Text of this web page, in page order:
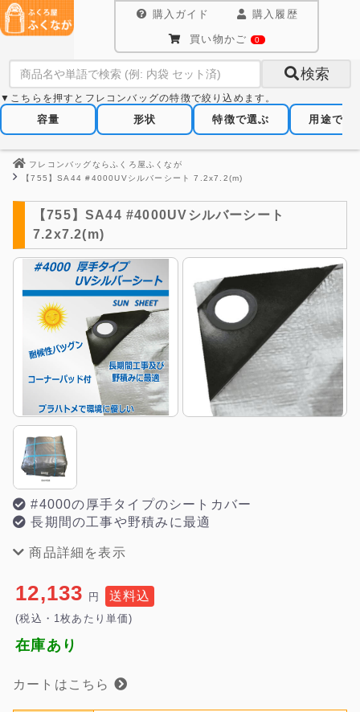
購入ガイド 購入履歴
買い物かご 0
検索
▼こちらを押すとフレコンバッグの特徴で絞り込めます。
容量 形状 特徴で選ぶ 用途で選
フレコンバッグならふくろ屋ふくなが
【755】SA44 #4000UVシルバーシート 7.2x7.2(m)
【755】SA44 #4000UVシルバーシート
7.2x7.2(m)
#4000の厚手タイプのシートカバー
長期間の工事や野積みに最適
商品詳細を表示
12,133 円 送料込
(税込・1枚あたり単価)
在庫あり
カートはこちら